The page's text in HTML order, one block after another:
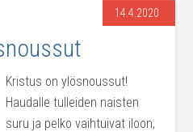
14.4.2020
Kristus on ylösnoussut!
Haudalle tulleiden naisten
suru ja pelko vaihtuivat iloon,